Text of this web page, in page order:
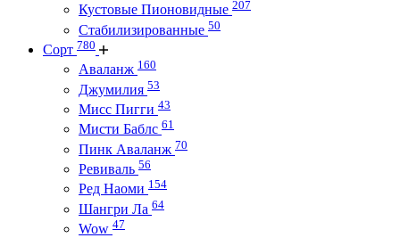
Кустовые Пионовидные 207
Стабилизированные 50
Сорт 780
Аваланж 160
Джумилия 53
Мисс Пигги 43
Мисти Баблс 61
Пинк Аваланж 70
Ревиваль 56
Ред Наоми 154
Шангри Ла 64
Wow 47